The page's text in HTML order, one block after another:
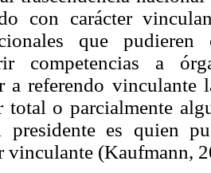
con carácter
que
competencias a
a referendo
total o parcialmente
presidente es quien
vinculante (Kaufmann,